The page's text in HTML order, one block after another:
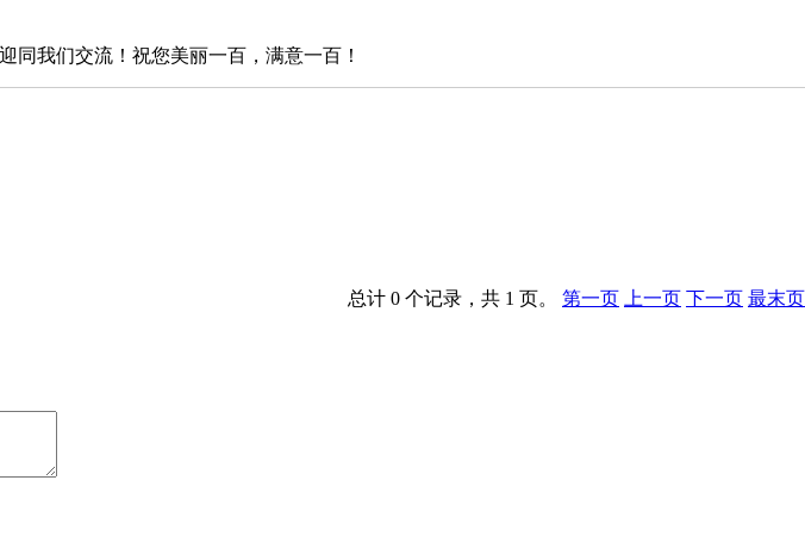
同我们交流！祝您美丽一百，满意一百！
总计 0 个记录，共 1 页。 第一页 上一页 下一页 最末页